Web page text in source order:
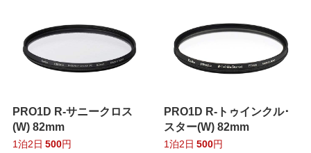
PRO1D R-サニークロス
(W) 82mm
1泊2日 500円
PRO1D R-トゥインクル･
スター(W) 82mm
1泊2日 500円